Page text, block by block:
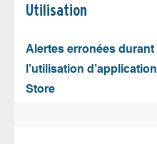
Utilisation
Alertes erronées durant
l’utilisation
Store